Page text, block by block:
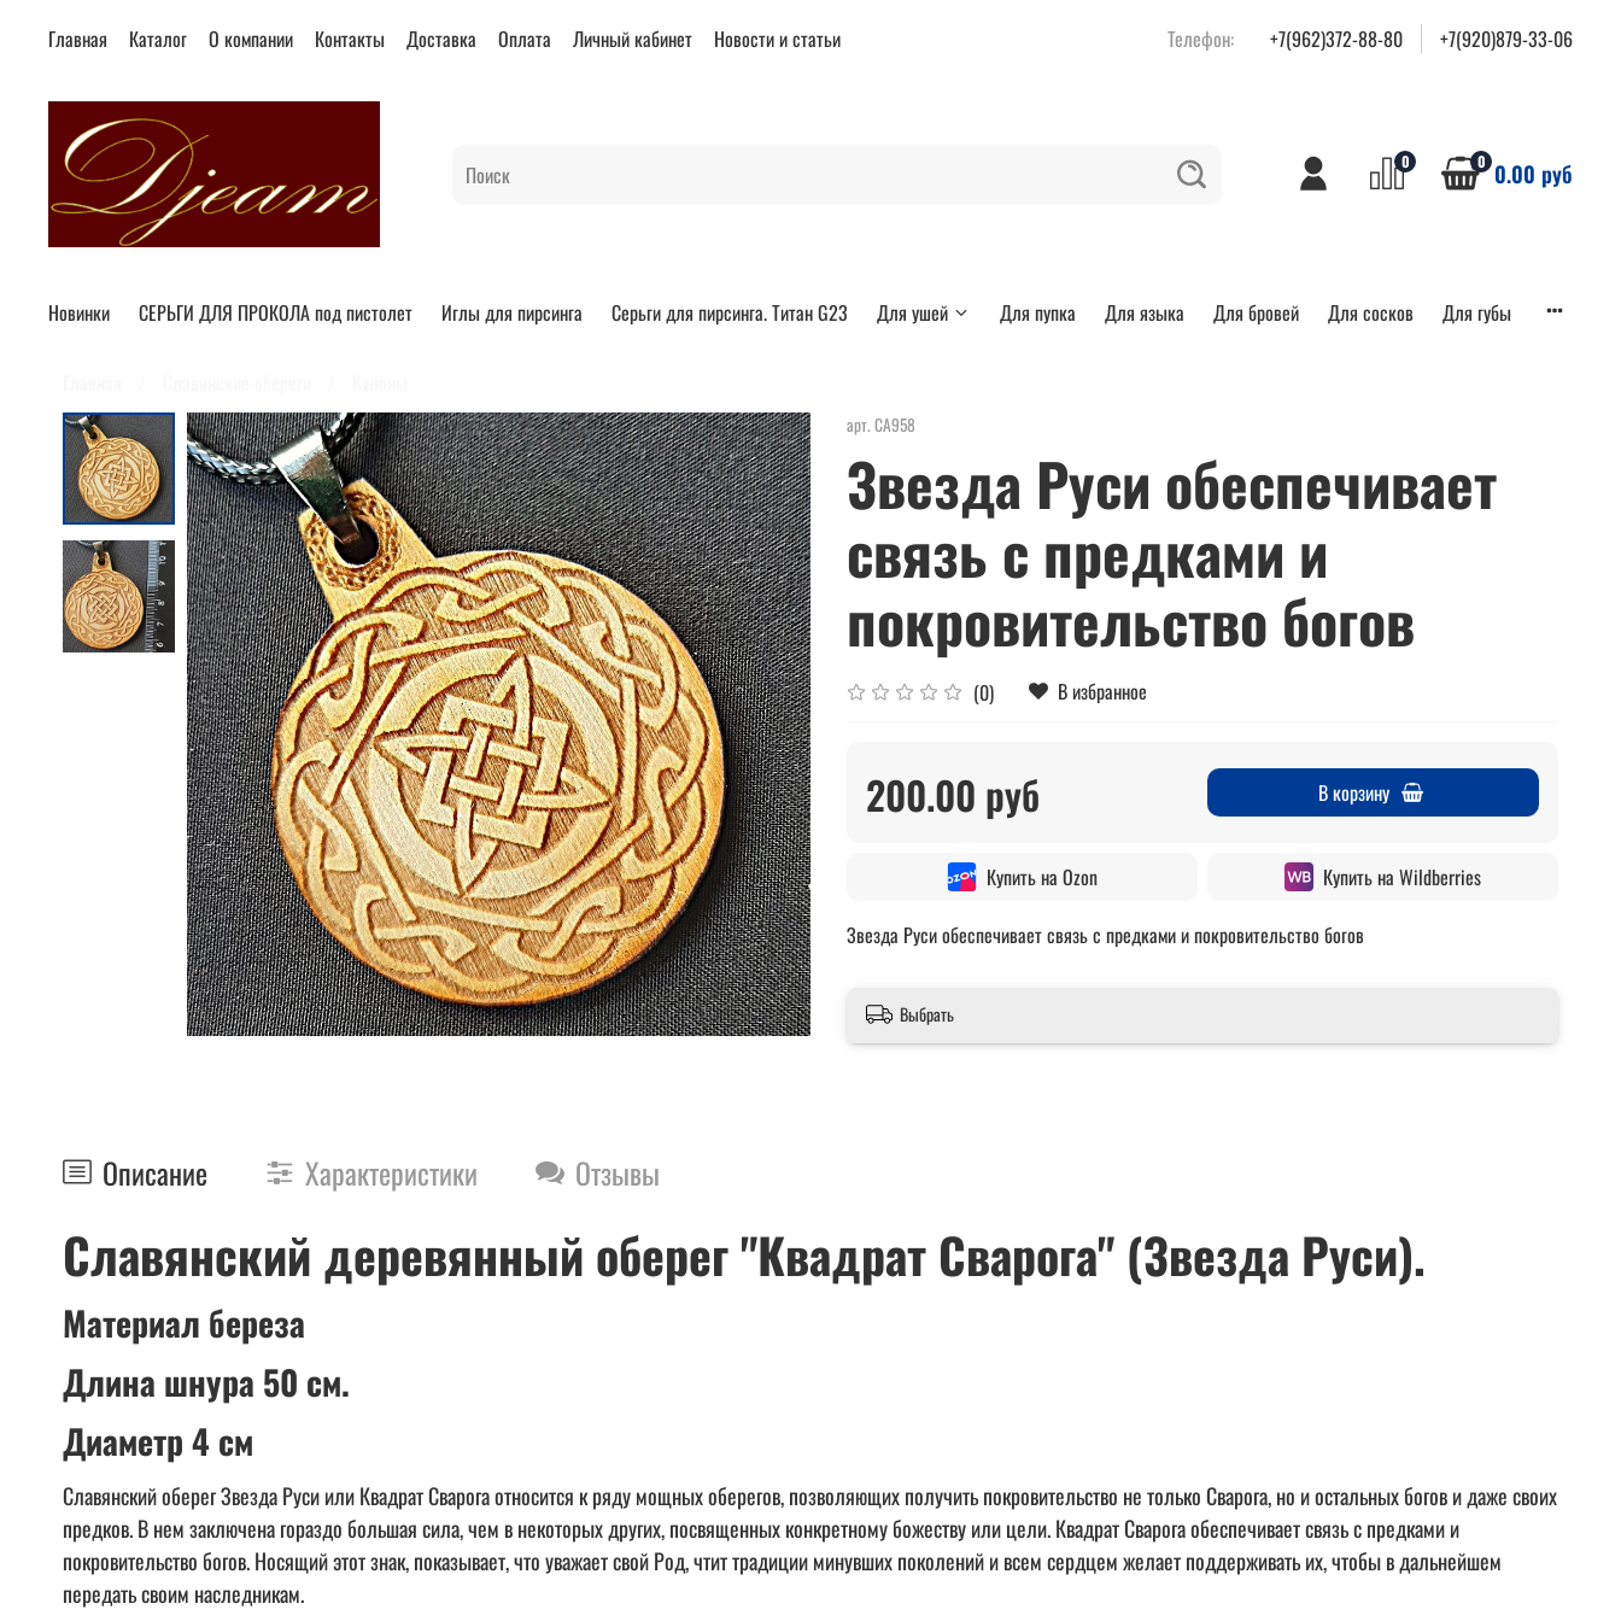
Главная Каталог О компании Контакты Доставка Оплата Личный кабинет Новости и статьи Телефон: +7(962)372-88-80 +7(920)879-33-06
0 0 0.00 руб
Новинки СЕРЬГИ ДЛЯ ПРОКОЛА под пистолет Иглы для пирсинга Серьги для пирсинга. Титан G23 Для ушей Для пупка Для языка Для бровей Для сосков Для губы
арт. СА958
Звезда Руси обеспечивает
связь с предками и
покровительство богов
(0) В избранное
200.00 руб В корзину
Купить на Ozon
Купить на Wildberries
Звезда Руси обеспечивает связь с предками и покровительство богов
Выбрать
Описание Характеристики Отзывы
Славянский деревянный оберег "Квадрат Сварога" (Звезда Руси).
Материал береза
Длина шнура 50 см.
Диаметр 4 см
Славянский оберег Звезда Руси или Квадрат Сварога относится к ряду мощных оберегов, позволяющих получить покровительство не только Сварога, но и остальных богов и даже своих
предков. В нем заключена гораздо большая сила, чем в некоторых других, посвященных конкретному божеству или цели. Квадрат Сварога обеспечивает связь с предками и
покровительство богов. Носящий этот знак, показывает, что уважает свой Род, чтит традиции минувших поколений и всем сердцем желает поддерживать их, чтобы в дальнейшем
передать своим наследникам.